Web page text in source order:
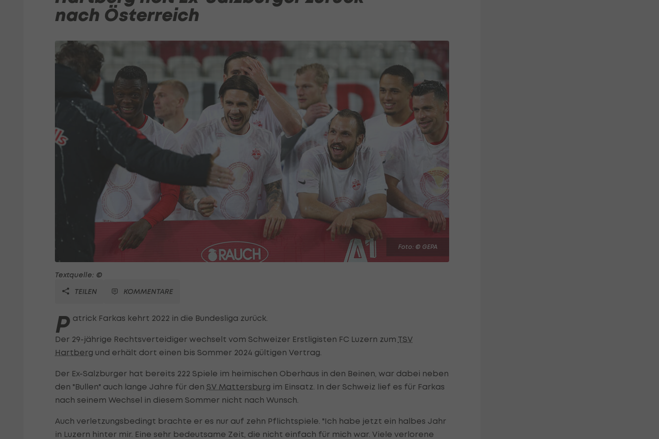
nach Österreich
Foto: © GEPA
Textquelle: ©
TEILEN
KOMMENTARE
P atrick Farkas kehrt 2022 in die Bundesliga zurück.
Der 29-jährige Rechtsverteidiger wechselt vom Schweizer Erstligisten FC Luzern zum TSV
Hartberg und erhält dort einen bis Sommer 2024 gültigen Vertrag.
Der Ex-Salzburger hat bereits 222 Spiele im heimischen Oberhaus in den Beinen, war dabei neben
den "Bullen" auch lange Jahre für den SV Mattersburg im Einsatz. In der Schweiz lief es für Farkas
nach seinem Wechsel in diesem Sommer nicht nach Wunsch.
Auch verletzungsbedingt brachte er es nur auf zehn Pflichtspiele. "Ich habe jetzt ein halbes Jahr
in Luzern hinter mir. Eine sehr bedeutsame Zeit, die nicht einfach für mich war. Viele verlorene